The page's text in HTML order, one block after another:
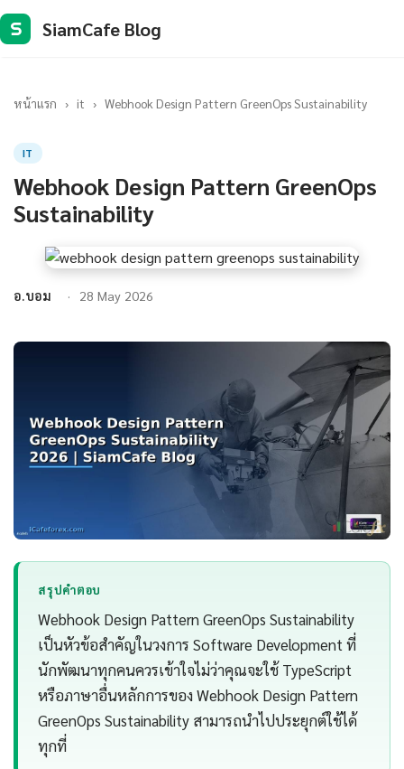
S SiamCafe Blog
หน้าแรก › it › Webhook Design Pattern GreenOps Sustainability
IT
Webhook Design Pattern GreenOps
Sustainability
อ.บอม 28 May 2026
สรุปคำตอบ
Webhook Design Pattern GreenOps Sustainability
เป็นหัวข้อสำคัญในวงการ Software Development ที่
นักพัฒนาทุกคนควรเข้าใจไม่ว่าคุณจะใช้ TypeScript
หรือภาษาอื่นหลักการของ Webhook Design Pattern
GreenOps Sustainability สามารถนำไปประยุกต์ใช้ได้
ทุกที่